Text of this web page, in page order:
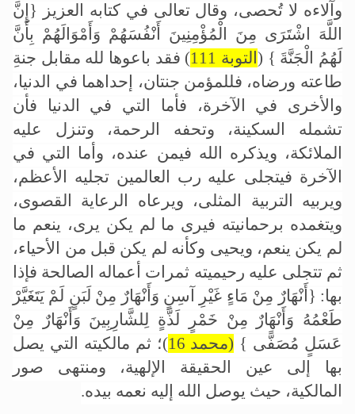
وآلاءه لا تُحصى، وقال تعالى في كتابه العزيز {إِنَّ
اللَّهَ اشْتَرَى مِنَ الْمُؤْمِنِينَ أَنْفُسَهُمْ وَأَمْوَالَهُمْ بِأَنَّ
لَهُمُ الْجَنَّةَ } ( التوبة 111 ) فقد باعوها لله مقابل جنةِ
طاعته ورضاه، فللمؤمن جنتان، إحداهما في الدنيا،
والأخرى في الآخرة، فأما التي في الدنيا فأن
تشمله السكينة، وتحفه الرحمة، وتنزل عليه
الملائكة، ويذكره الله فيمن عنده، وأما التي في
الآخرة فيتجلى عليه رب العالمين تجليه الأعظم،
ويربيه التربية المثلى، ويرعاه الرعاية القصوى،
ويتغمده برحمانيته فيرى ما لم يكن يرى، ينعم ما
لم يكن ينعم، ويحيى وكأنه لم يكن قبل من الأحياء،
ثم تتجلى عليه رحيميته ثمرات أعماله الصالحة فإذا
بها: {أَنْهَارٌ مِنْ مَاءٍ غَيْرِ آسِنٍ وَأَنْهَارٌ مِنْ لَبَنٍ لَمْ يَتَغَيَّرْ
طَعْمُهُ وَأَنْهَارٌ مِنْ خَمْرٍ لَذَّةٍ لِلشَّارِبِينَ وَأَنْهَارٌ مِنْ
عَسَلٍ مُصَفًّى } (محمد 16 )؛ ثم مالكيته التي يصل
بها إلى عين الحقيقة الإلهية، ومنتهى صور
المالكية، حيث يوصل الله إليه نعمه بيده.